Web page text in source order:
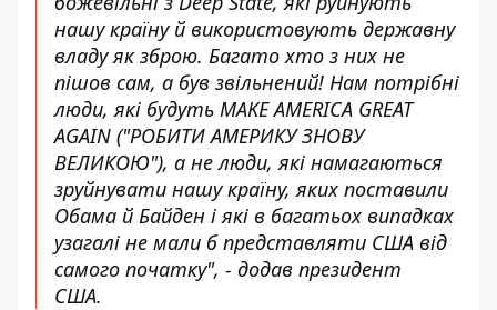
нашу країну й використовують державну
владу як зброю. Багато хто з них не
пішов сам, а був звільнений! Нам потрібні
люди, які будуть MAKE AMERICA GREAT
AGAIN ("РОБИТИ АМЕРИКУ ЗНОВУ
ВЕЛИКОЮ"), а не люди, які намагаються
зруйнувати нашу країну, яких поставили
Обама й Байден і які в багатьох випадках
узагалі не мали б представляти США від
самого початку", - додав президент
США.